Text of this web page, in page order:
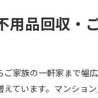
用品回収・
ご家族の一軒家まで幅
えています。マンショ